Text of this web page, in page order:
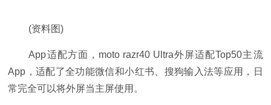
(资料图)
App适配方面，moto razr40 Ultra外屏适配Top50主流
App，适配了全功能微信和小红书、搜狗输入法等应用，日
常完全可以将外屏当主屏使用。